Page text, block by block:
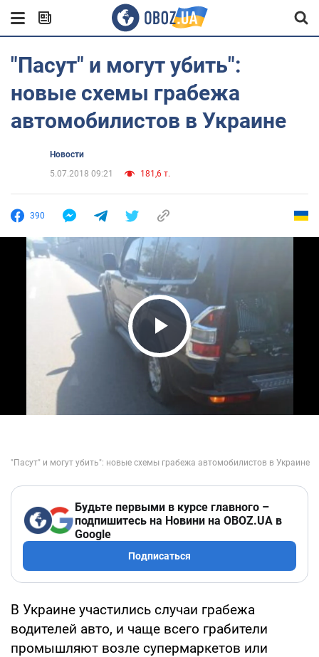
"Пасут" и могут убить":
новые схемы грабежа
автомобилистов в Украине
Новости
5.07.2018 09:21
181,6 т.
390
Play Video
Будьте первыми в курсе главного –
подпишитесь на Новини на OBOZ.UA в
Google
Подписаться
В Украине участились случаи грабежа
водителей авто, и чаще всего грабители
промышляют возле супермаркетов или